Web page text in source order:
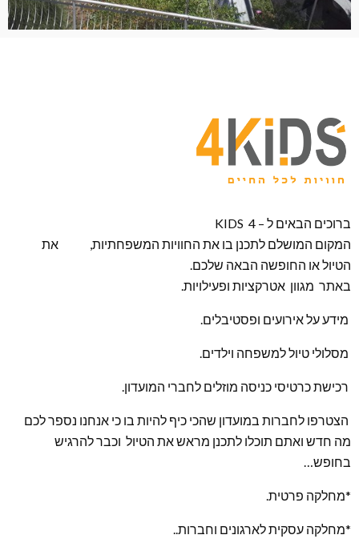
ברוכים הבאים ל – KIDS 4
המקום המושלם לתכנן בו את החוויות המשפחתיות, את
הטיול או החופשה הבאה שלכם.
באתר מגוון אטרקציות ופעילויות.
מידע על אירועים ופסטיבלים.
מסלולי טיול למשפחה וילדים.
רכישת כרטיסי כניסה מוזלים לחברי המועדון.
הצטרפו לחברות במועדון שהכי כיף להיות בו כי אנחנו נספר לכם
מה חדש ואתם תוכלו לתכנן מראש את הטיול וכבר להרגיש
בחופש…
*מחלקה פרטית.
*מחלקה עסקית לארגונים וחברות..